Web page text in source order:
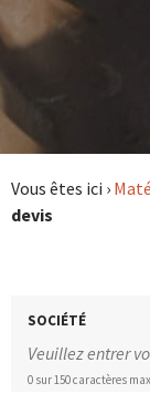
Vous êtes ici ›
devis
SOCIÉTÉ
0 sur 150 caractères